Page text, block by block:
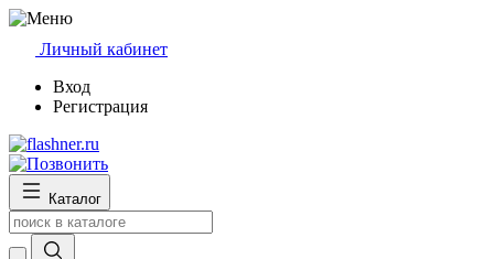
Личный кабинет
Вход
Регистрация
Каталог